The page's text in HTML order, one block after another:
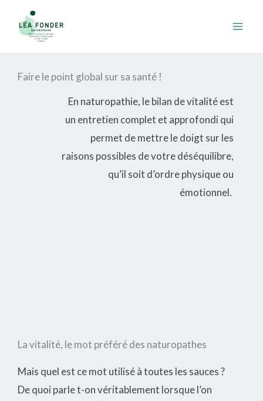
Faire le point global sur sa santé !
En naturopathie, le bilan de vitalité est
un entretien complet et approfondi qui
permet de mettre le doigt sur les
raisons possibles de votre déséquilibre,
qu’il soit d’ordre physique ou
émotionnel.
La vitalité, le mot préféré des naturopathes
Mais quel est ce mot utilisé à toutes les sauces ?
De quoi parle t-on véritablement lorsque l’on